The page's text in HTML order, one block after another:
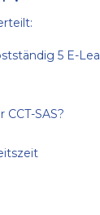
5 E-
SAS?